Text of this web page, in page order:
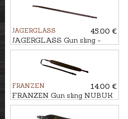
JAGERGLASS
45.00 €
JAGERGLASS Gun sling -
adjustable
FRANZEN
14.00 €
FRANZEN Gun sling NUBUK
125cm